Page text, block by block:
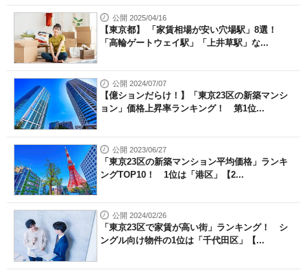
公開 2025/04/16
【東京都】 「家賃相場が安い穴場駅」8選！
「高輪ゲートウェイ駅」「上井草駅」な...
公開 2024/07/07
【億ションだらけ！】「東京23区の新築マンシ
ョン」価格上昇率ランキング！ 第1位...
公開 2023/06/27
「東京23区の新築マンション平均価格」ランキ
ングTOP10！ 1位は「港区」【2...
公開 2024/02/26
「東京23区で家賃が高い街」ランキング！ シ
ングル向け物件の1位は「千代田区」【...